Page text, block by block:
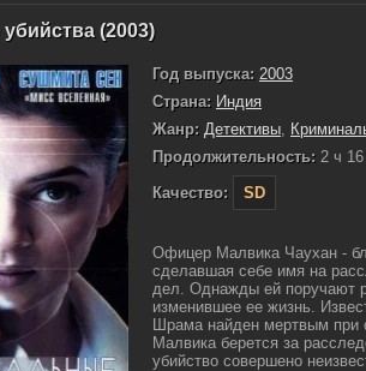
(2003)
Год выпуска: 2003
Страна: Индия
Жанр: Детективы,
Продолжительность: 2 ч
Качество:
SD
Офицер Малвика Чаухан -
сделавшая себе имя на
дел. Однажды ей поручают
изменившее ее жизнь.
Шрама найден мертвым при
Малвика берется за
убийство совершено